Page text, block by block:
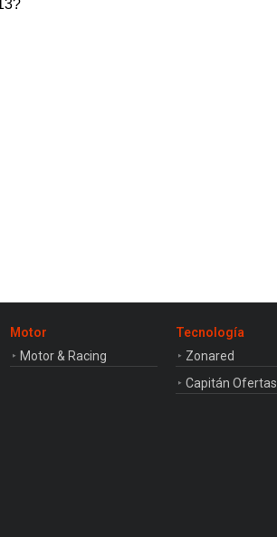
Motor
Motor & Racing
Tecnología
Zonared
Capitán Ofertas